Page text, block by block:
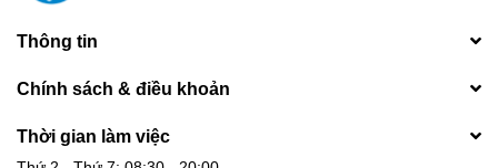
Thông tin
Chính sách & điều khoản
Thời gian làm việc